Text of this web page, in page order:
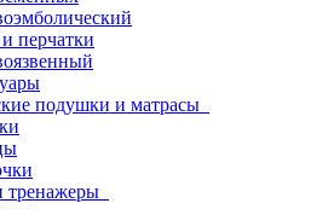
перчатки
подушки и матрасы
тренажеры